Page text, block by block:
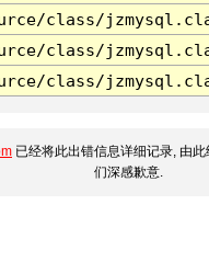
class/
class/
class/
已经将此出错信息详细记录, 由
们深感歉意.